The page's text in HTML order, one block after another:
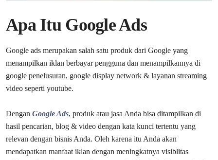
Apa Itu Google Ads
Google ads merupakan salah satu produk dari Google yang
menampilkan iklan berbayar pengguna dan menampilkannya di
google penelusuran, google display network & layanan streaming
video seperti youtube.
Dengan Google Ads, produk atau jasa Anda bisa ditampilkan di
hasil pencarian, blog & video dengan kata kunci tertentu yang
relevan dengan bisnis Anda. Oleh karena itu Anda akan
mendapatkan manfaat iklan dengan meningkatnya visiblitas